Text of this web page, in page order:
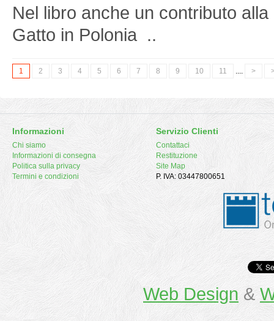
Nel libro anche un contributo
Gatto in Polonia ..
1 2 3 4 5 6 7 8 9 10 11 .... >
Informazioni
Chi siamo
Informazioni di consegna
Politica sulla privacy
Termini e condizioni
Servizio Clienti
Contattaci
Restituzione
Site Map
P. IVA: 03447800651
Web Design &